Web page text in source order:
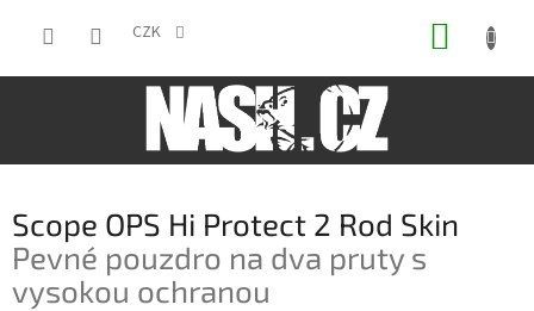
CZK
Scope OPS Hi Protect 2 Rod Skin
Pevné pouzdro na dva pruty s
vysokou ochranou